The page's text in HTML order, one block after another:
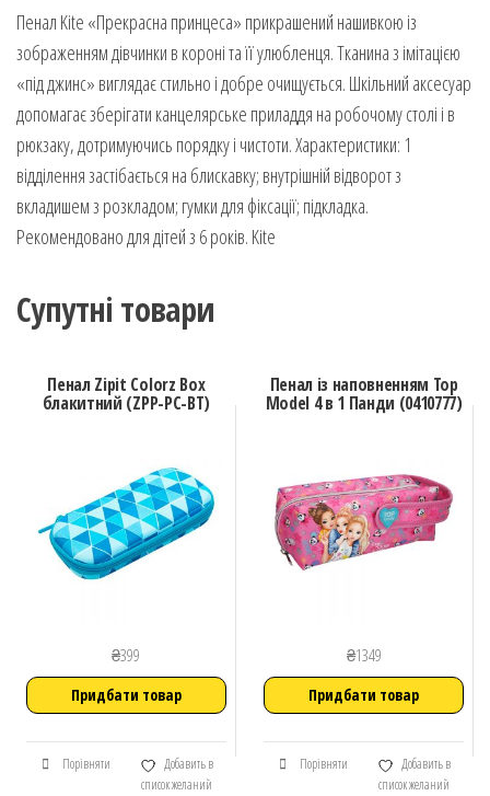
Пенал Kite «Прекрасна принцеса» прикрашений нашивкою із
зображенням дівчинки в короні та її улюбленця. Тканина з імітацією
«під джинс» виглядає стильно і добре очищується. Шкільний аксесуар
допомагає зберігати канцелярське приладдя на робочому столі і в
рюкзаку, дотримуючись порядку і чистоти. Характеристики: 1
відділення застібається на блискавку; внутрішній відворот з
вкладишем з розкладом; гумки для фіксації; підкладка.
Рекомендовано для дітей з 6 років. Kite
Супутні товари
Пенал Zipit Colorz Box
блакитний (ZPP-PC-BT)
₴399
Придбати товар
Порівняти
Добавить в
список желаний
Пенал із наповненням Top
Model 4 в 1 Панди (0410777)
₴1349
Придбати товар
Порівняти
Добавить в
список желаний